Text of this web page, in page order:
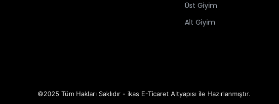
Üst Giyim
Alt Giyim
©2025 Tüm Hakları Saklıdır - ikas E-Ticaret Altyapısı ile Hazırlanmıştır.